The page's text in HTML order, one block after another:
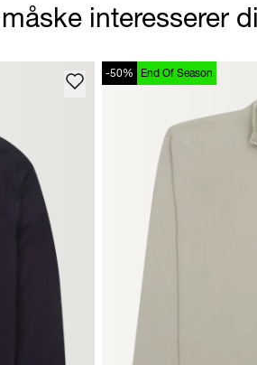
interesserer
-50% End Of Season